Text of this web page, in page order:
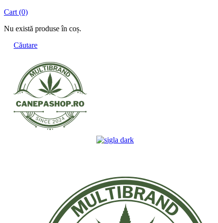
Cart (0)
Nu există produse în coș.
Căutare